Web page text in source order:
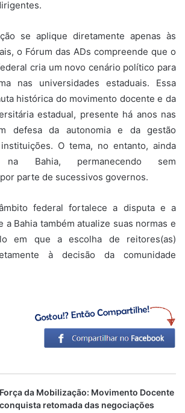
se aplique diretamente apenas às
o Fórum das ADs compreende que o
cria um novo cenário político para
nas universidades estaduais. Essa
histórica do movimento docente e da
estadual, presente há anos nas
defesa da autonomia e da gestão
O tema, no entanto, ainda
Bahia, permanecendo sem
parte de sucessivos governos.
federal fortalece a disputa e a
a Bahia também atualize suas normas e
em que a escolha de reitores(as)
à decisão da comunidade
Força da Mobilização: Movimento Docente
conquista retomada das negociações